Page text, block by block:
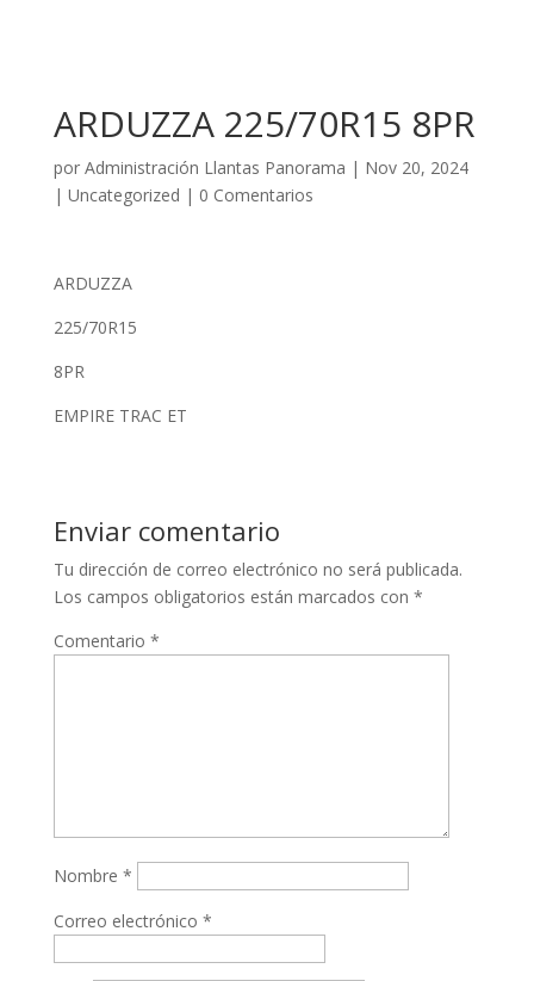
ARDUZZA 225/70R15 8PR
por Administración Llantas Panorama | Nov 20, 2024
| Uncategorized | 0 Comentarios
ARDUZZA
225/70R15
8PR
EMPIRE TRAC ET
Enviar comentario
Tu dirección de correo electrónico no será publicada.
Los campos obligatorios están marcados con *
Comentario *
Nombre *
Correo electrónico *